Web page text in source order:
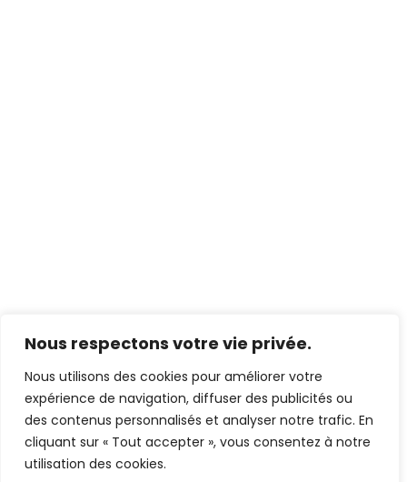
Nous respectons votre vie privée.
Nous utilisons des cookies pour améliorer votre
expérience de navigation, diffuser des publicités ou
des contenus personnalisés et analyser notre trafic. En
cliquant sur « Tout accepter », vous consentez à notre
utilisation des cookies.